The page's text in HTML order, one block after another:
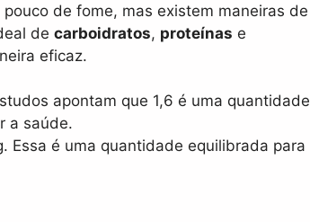
de fome, mas existem maneiras de
de carboidratos, proteínas e
eficaz.
apontam que 1,6 é uma quantidade
a saúde.
Essa é uma quantidade equilibrada para